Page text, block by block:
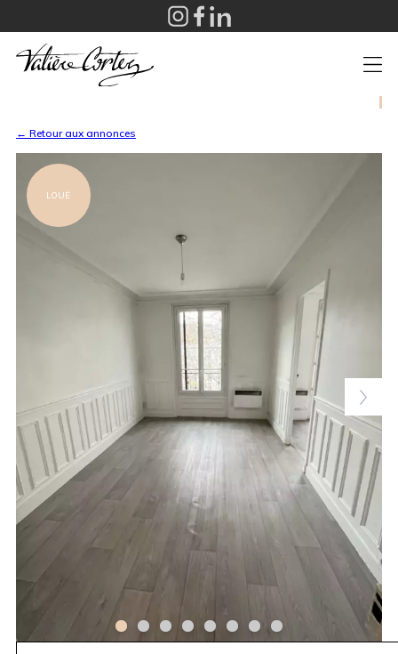
← Retour aux annonces
LOUÉ